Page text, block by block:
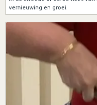
vernieuwing en groei.